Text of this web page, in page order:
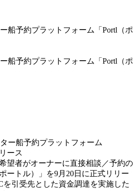
船予約プラットフォーム「Portl（ポ
船予約プラットフォーム「Portl（ポ
望者がオーナーに直接相談／予約の
ートル）」を9月20日に正式リリー
引受先とした資金調達を実施した